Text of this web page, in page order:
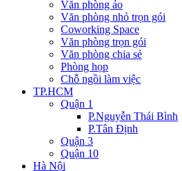
Văn phòng ảo
Văn phòng nhỏ trọn gói
Coworking Space
Văn phòng trọn gói
Văn phòng chia sẻ
Phòng họp
Chỗ ngồi làm việc
TP.HCM
Quận 1
P.Nguyễn Thái Bình
P.Tân Định
Quận 3
Quận 10
Hà Nội